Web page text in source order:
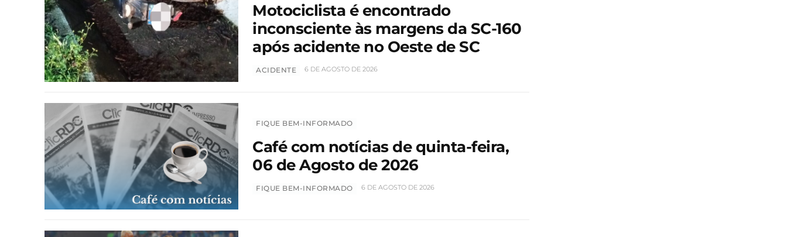
Motociclista é encontrado
inconsciente às margens da SC-160
após acidente no Oeste de SC
ACIDENTE 6 DE AGOSTO DE 2026
FIQUE BEM-INFORMADO
Café com notícias de quinta-feira,
06 de Agosto de 2026
FIQUE BEM-INFORMADO 6 DE AGOSTO DE 2026